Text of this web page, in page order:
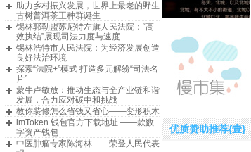
助力乡村振兴发展，世界上最老的野生
古树普洱茶王种群诞生
锡林郭勒盟苏尼特左旗人民法院：“高
效执结”展现司法力度与速度
锡林浩特市人民法院：为经济发展创造
良好法治环境
探索“法院+”模式 打造多元解纷“司法名
片”
蒙牛卢敏放：推动生态与全产业链和谐
发展，合力应对碳中和挑战
教你装修怎么省钱又省心——变形积木
imToken 钱包官方下载地址 ——款数
字资产钱包
中医肿瘤专家陈海林——荣登人民代表
优质赞助推荐{壹}